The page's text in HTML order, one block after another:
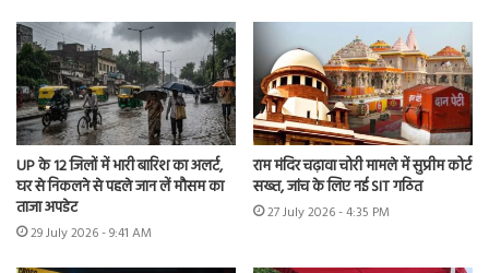
UP के 12 जिलों में भारी बारिश का अलर्ट,
घर से निकलने से पहले जान लें मौसम का
ताजा अपडेट
29 July 2026 - 9:41 AM
राम मंदिर चढ़ावा चोरी मामले में सुप्रीम कोर्ट
सख्त, जांच के लिए नई SIT गठित
27 July 2026 - 4:35 PM